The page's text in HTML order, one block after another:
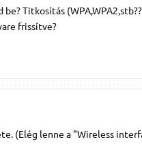
Titkosítás
frissítve?
(Elég lenne a "Wireless